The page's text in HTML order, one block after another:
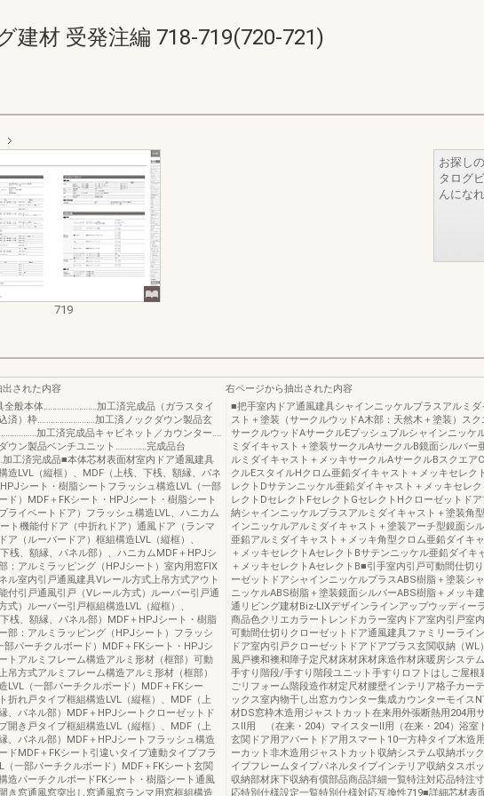
建材 受発注編 718-719(720-721)
719
お探し
タログ
んにな
された内容
般本体‥‥‥‥‥‥‥‥‥‥‥‥加工済完成品（ガラスタイ
済）枠‥‥‥‥‥‥‥‥‥‥‥‥‥加工済ノックダウン製品玄
加工済完成品キャビネット／カウンター‥‥
ウン製品ベンチユニット‥‥‥‥‥‥‥完成品台
加工済完成品■本体芯材表面材室内ドア通風建具
造LVL（縦框）、MDF（上桟、下桟、額縁、パネ
シート・樹脂シートフラッシュ構造LVL（一部
ド）MDF＋FKシート・HPJシート・樹脂シート
ライベートドア）フラッシュ構造LVL、ハニカム
ト機能付ドア（中折れドア）通風ドア（ランマ
ア（ルーバードア）框組構造LVL（縦框）、
桟、額縁、パネル部）、ハニカムMDF＋HPJシ
：アルミラッピング（HPJシート）室内用窓FIX
ル室内引戸通風建具Vレール方式上吊方式アウト
付引戸通風引戸（Vレール方式）ルーバー引戸通
式）ルーバー引戸框組構造LVL（縦框）、
桟、額縁、パネル部）MDF＋HPJシート・樹脂
部：アルミラッピング（HPJシート）フラッシ
部パーチクルボード）MDF＋FKシート・HPJシ
トアルミフレーム構造アルミ形材（框部）可動
吊方式アルミフレーム構造アルミ形材（框部）
LVL（一部パーチクルボード）MDF＋FKシー
折れ戸タイプ框組構造LVL（縦框）、MDF（上
、パネル部）MDF＋HPJシートクローゼットド
開き戸タイプ框組構造LVL（縦框）、MDF（上
、パネル部）MDF＋HPJシートフラッシュ構造
ドMDF＋FKシート引違いタイプ連動タイプフラ
（一部パーチクルボード）MDF＋FKシート玄関
造パーチクルボードFKシート・樹脂シート通風
き窓通風窓突出し窓通風窓ランマ用窓框組構造
右ページから抽出された内容
■把手室内ドア通風建具シャインニッケルプラスアルミダ
スト＋塗装（サークルウッドA木部：天然木＋塗装）スク
サークルウッドAサークルEプッシュプルシャインニッケ
ミダイキャスト＋塗装サークルAサークルB鏡面シルバー
ルミダイキャスト＋メッキサークルAサークルBスクエア
クルEスタイルHクロム亜鉛ダイキャスト＋メッキセレク
レクトDサテンニッケル亜鉛ダイキャスト＋メッキセレク
レクトDセレクトFセレクトGセレクトHクローゼットドア
納シャインニッケルプラスアルミダイキャスト＋塗装角
インニッケルアルミダイキャスト＋塗装アーチ型鏡面シ
亜鉛アルミダイキャスト＋メッキ角型クロム亜鉛ダイキ
＋メッキセレクトAセレクトBサテンニッケル亜鉛ダイキ
＋メッキセレクトAセレクトB■引手室内引戸可動間仕切
ーゼットドアシャインニッケルプラスABS樹脂＋塗装シ
ニッケルABS樹脂＋塗装鏡面シルバーABS樹脂＋メッキ
通リビング建材Biz-LIXデザインラインアップウッディー
商品色クリエカラートレンドカラー室内ドア室内引戸室
可動間仕切りクローゼットドア通風建具ファミリーライ
ドア室内引戸クローゼットドアドアプラス玄関収納（WL
風戸襖和襖和障子定尺材床材床材床造作材床暖房システ
手すり階段/手すり階段ユニット手すりロフトはしご屋根
ごリフォーム階段造作材定尺材腰壁インテリア格子カー
ックス室内物干し出窓カウンター集成カウンターモイス
材DS窓枠木造用ジャストカット在来用外張断熱用204用
スⅡ用 （在来・204）マイスターⅡ用（在来・204）浴室
玄関ドア用アパートドア用スマート10一方枠タイプ木造
ーカット非木造用ジャストカット収納システム収納ボッ
イプフレームタイプパネルタイプインテリア収納タスボ
収納部材床下収納有償部品商品詳細一覧特注対応品特注
応特別仕様設定一覧特別仕様対応互換性719■詳細芯材表